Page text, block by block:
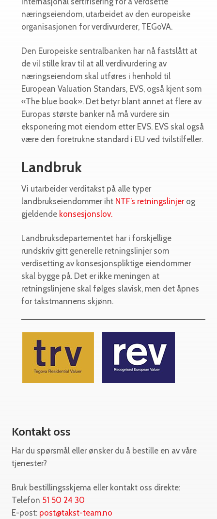
Kontakt oss
Har du spørsmål eller ønsker du å bestille en av våre
tjenester?
Bruk bestillingsskjema eller kontakt oss direkte:
Telefon 51 50 24 30
E-post: post@takst-team.no
næringseiendom, utarbeidet av den europeiske
organisasjonen for verdivurderer, TEGoVA.
Den Europeiske sentralbanken har nå fastslått at
de vil stille krav til at all verdivurdering av
næringseiendom skal utføres i henhold til
European Valuation Standars, EVS, også kjent som
«The blue book». Det betyr blant annet at flere av
Europas største banker nå må vurdere sin
eksponering mot eiendom etter EVS. EVS skal også
være den foretrukne standard i EU ved tvilstilfeller.
Landbruk
Vi utarbeider verditakst på alle typer
landbrukseiendommer iht NTF’s retningslinjerog
gjeldende konsesjonslov.
Landbruksdepartementet har i forskjellige
rundskriv gitt generelle retningslinjer som
verdisetting av konsesjonspliktige eiendommer
skal bygge på. Det er ikke meningen at
retningslinjene skal følges slavisk, men det åpnes
for takstmannens skjønn.